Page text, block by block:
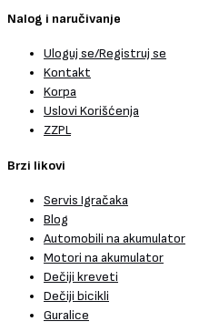
Nalog i naručivanje
Uloguj se/Registruj se
Kontakt
Korpa
Uslovi Korišćenja
ZZPL
Brzi likovi
Servis Igračaka
Blog
Automobili na akumulator
Motori na akumulator
Dečiji kreveti
Dečiji bicikli
Guralice